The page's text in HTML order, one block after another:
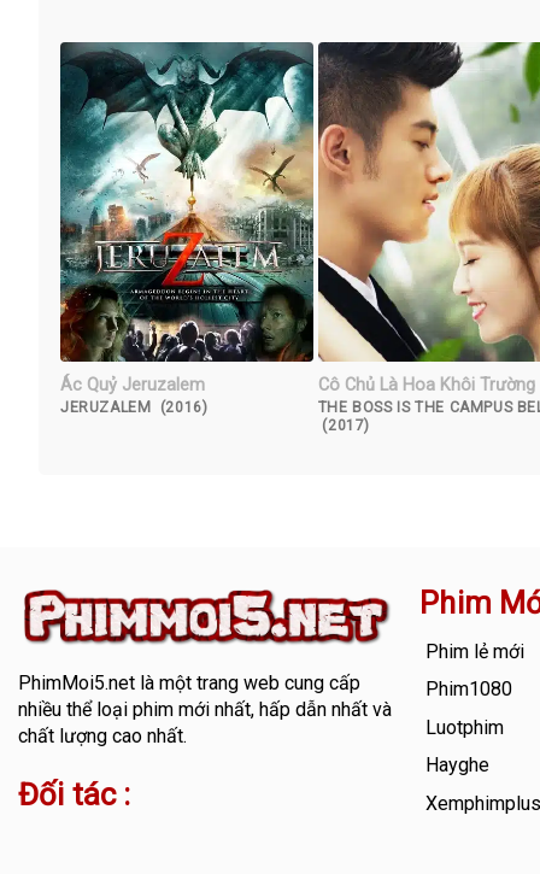
Ác Quỷ Jeruzalem
JERUZALEM (2016)
Cô Chủ Là Hoa Khôi Trường
THE BOSS IS THE CAMPUS
(2017)
PhimMoi5.netlà một trang web cung cấp
nhiều thể loại phim mới nhất, hấp dẫn nhất và
chất lượng cao nhất.
Đối tác :
Phim
Phim lẻ mới
Phim1080
Luotphim
Hayghe